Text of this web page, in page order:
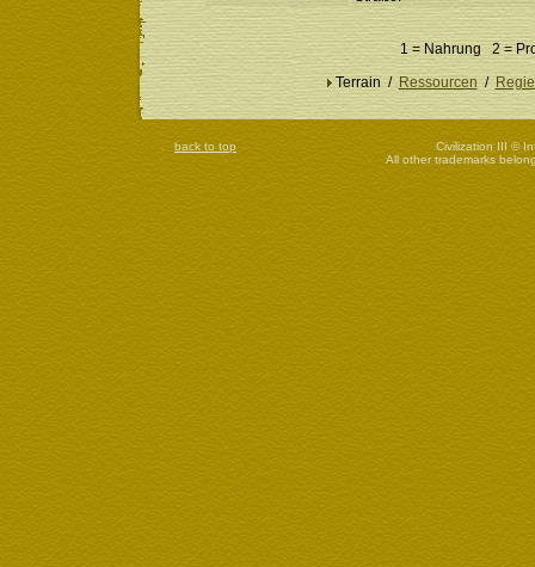
1 = Nahrung 2 =
Terrain / Ressourcen/
back to top
Civilization III ©
All other trademarks